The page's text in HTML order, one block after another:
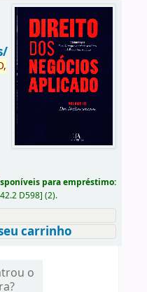
para empréstimo:
D598] (2).
carrinho
o